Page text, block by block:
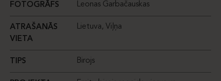
FOTOGRĀFS Leonas Garbačauskas
ATRAŠANĀS
VIETA
Lietuva, Viļņa
TIPS Birojs